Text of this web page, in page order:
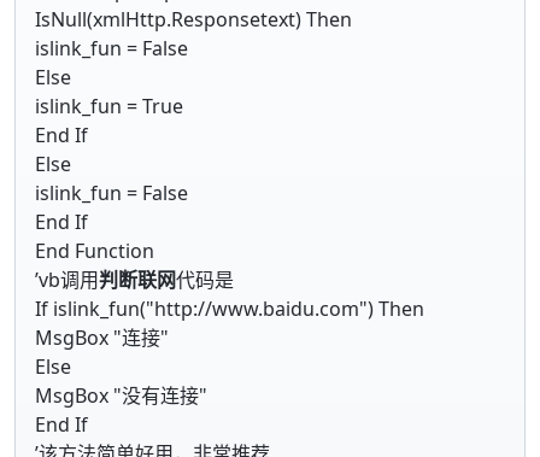
IsNull(xmlHttp.Responsetext) Then
islink_fun = False
Else
islink_fun = True
End If
Else
islink_fun = False
End If
End Function
’vb调用判断联网代码是
If islink_fun("http://www.baidu.com") Then
MsgBox "连接"
Else
MsgBox "没有连接"
End If